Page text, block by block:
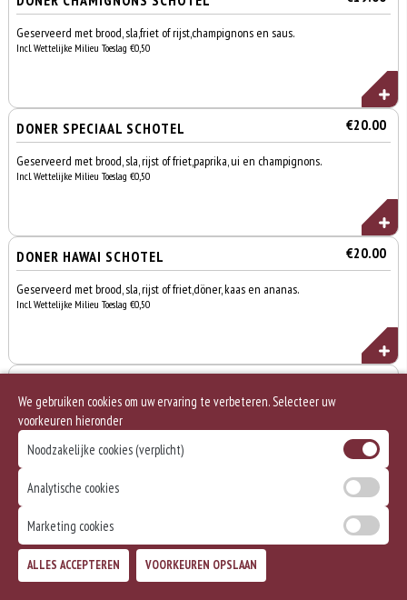
Geserveerd met brood, sla,friet of rijst,champignons en saus.
Incl. Wettelijke Milieu Toeslag €0,50
DONER SPECIAAL SCHOTEL €20.00
Geserveerd met brood, sla, rijst of friet,paprika, ui en champignons.
Incl. Wettelijke Milieu Toeslag €0,50
DONER HAWAI SCHOTEL €20.00
Geserveerd met brood, sla, rijst of friet,döner, kaas en ananas.
Incl. Wettelijke Milieu Toeslag €0,50
Geserveerd met brood, sla, rijst of friet,kipfilet, doner, champignons,
ui en paprika.
Incl. Wettelijke Milieu Toeslag €0,50
KIPFILET SCHOTEL €19.50
Geserveerd met brood, sla, rijst of friet,kipfilet, champignons, ui en
paprika.
Bezorgen Afhalen
Totaal
€0,00
We gebruiken cookies om uw ervaring te verbeteren. Selecteer uw
voorkeuren hieronder
Noodzakelijke cookies (verplicht)
Analytische cookies
Marketing cookies
ALLES ACCEPTEREN VOORKEUREN OPSLAAN